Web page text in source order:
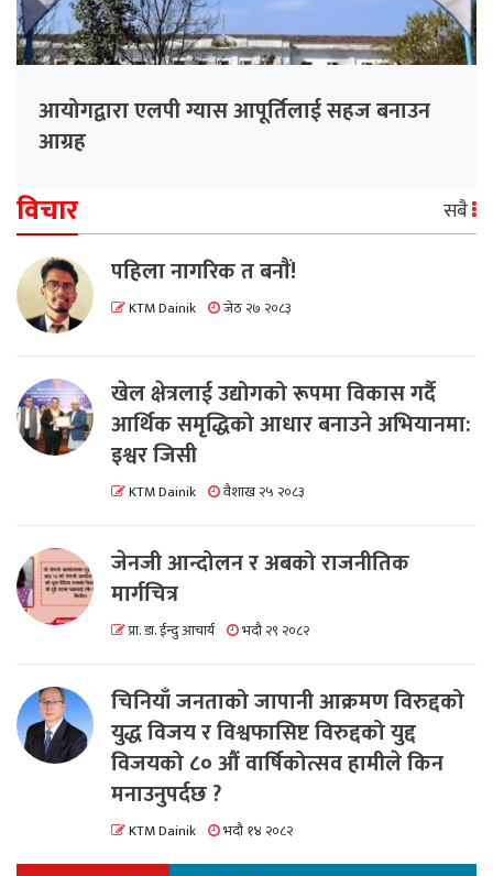
आयोगद्वारा एलपी ग्यास आपूर्तिलाई सहज बनाउन
आग्रह
विचार सबै
पहिला नागरिक त बनाैं!
KTM Dainik जेठ २७ २०८३
खेल क्षेत्रलाई उद्योगको रूपमा विकास गर्दै
आर्थिक समृद्धिको आधार बनाउने अभियानमा:
इश्वर जिसी
KTM Dainik वैशाख २५ २०८३
जेनजी आन्दोलन र अबको राजनीतिक
मार्गचित्र
प्रा. डा. ईन्दु आचार्य भदौ २९ २०८२
चिनियाँ जनताको जापानी आक्रमण विरुद्दको
युद्ध विजय र विश्वफासिष्ट विरुद्दको युद्द
विजयको ८० औं वार्षिकोत्सव हामीले किन
मनाउनुपर्दछ ?
KTM Dainik भदौ १४ २०८२